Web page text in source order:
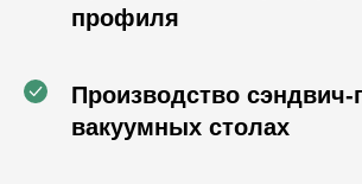
профиля
Производство сэндвич-
вакуумных столах